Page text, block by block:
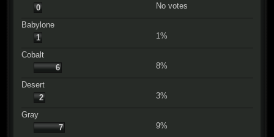
0
No votes
Babylone
1
1%
Cobalt
6
8%
Desert
2
3%
Gray
7
9%